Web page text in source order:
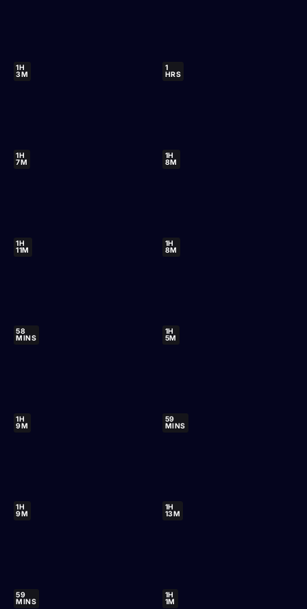
1H
3M
1
HRS
1H
7M
1H
8M
1H
11M
1H
8M
58
MINS
1H
5M
1H
9M
59
MINS
1H
9M
1H
13M
59
MINS
1H
1M